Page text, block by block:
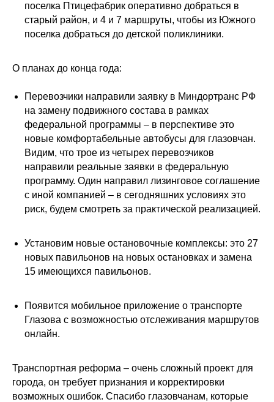
поселка Птицефабрик оперативно добраться в
старый район, и 4 и 7 маршруты, чтобы из Южного
поселка добраться до детской поликлиники.
О планах до конца года:
Перевозчики направили заявку в Миндортранс РФ
на замену подвижного состава в рамках
федеральной программы – в перспективе это
новые комфортабельные автобусы для глазовчан.
Видим, что трое из четырех перевозчиков
направили реальные заявки в федеральную
программу. Один направил лизинговое соглашение
с иной компанией – в сегодняшних условиях это
риск, будем смотреть за практической реализацией.
Установим новые остановочные комплексы: это 27
новых павильонов на новых остановках и замена
15 имеющихся павильонов.
Появится мобильное приложение о транспорте
Глазова с возможностью отслеживания маршрутов
онлайн.
Транспортная реформа – очень сложный проект для
города, он требует признания и корректировки
возможных ошибок. Спасибо глазовчанам, которые